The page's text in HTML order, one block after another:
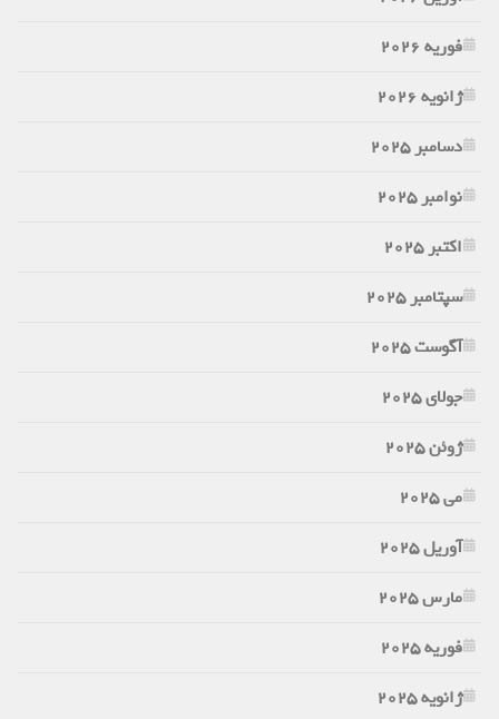
فوریه 2026
ژانویه 2026
دسامبر 2025
نوامبر 2025
اکتبر 2025
سپتامبر 2025
آگوست 2025
جولای 2025
ژوئن 2025
می 2025
آوریل 2025
مارس 2025
فوریه 2025
ژانویه 2025